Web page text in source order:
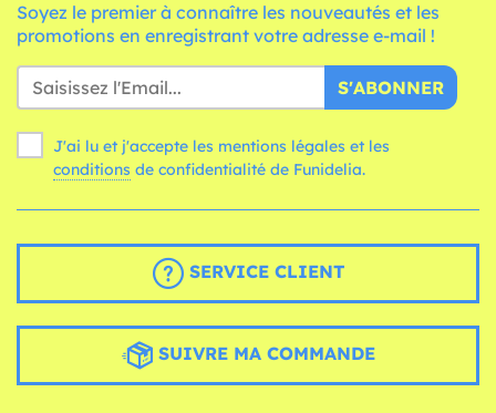
Soyez le premier à connaître les nouveautés et les
promotions en enregistrant votre adresse e-mail !
S'ABONNER
J'ai lu et j'accepte les mentions légales et les
conditions de confidentialité de Funidelia.
SERVICE CLIENT
SUIVRE MA COMMANDE